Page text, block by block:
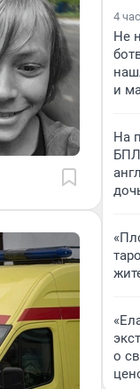
4
Не
и
На
о